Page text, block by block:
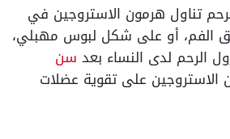
تناول هرمون الاستروجين في
الفم، أو على شكل لبوس مهبلي،
الرحم لدى النساء بعد سن
الاستروجين على تقوية عضلات